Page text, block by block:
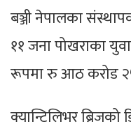
बञ्जी नेपालका
११ जना पोखराका
रूपमा रु आठ करोड
क्यान्टिलिभर